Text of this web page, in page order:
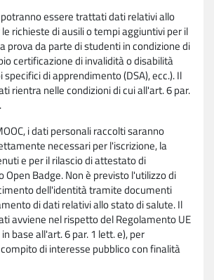
essere trattati dati relativi allo
richieste di ausili o tempi aggiuntivi per il
prova da parte di studenti in condizione di
certificazione di invalidità o disabilità
di apprendimento (DSA), ecc.). Il
rientra nelle condizioni di cui all'art. 6 par.
i dati personali raccolti saranno
necessari per l'iscrizione, la
e per il rilascio di attestato di
Badge. Non è previsto l'utilizzo di
dell'identità tramite documenti
di dati relativi allo stato di salute. Il
avviene nel rispetto del Regolamento UE
base all'art. 6 par. 1 lett. e), per
di interesse pubblico con finalità